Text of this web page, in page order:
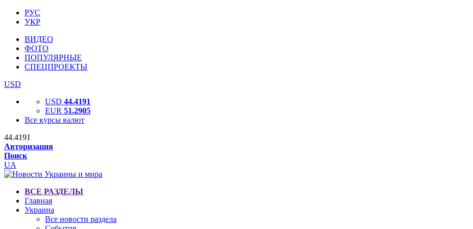
РУС
УКР
ВИДЕО
ФОТО
ПОПУЛЯРНЫЕ
СПЕЦПРОЕКТЫ
USD
USD 44.4191
EUR 51.2905
Все курсы валют
44.4191
Авторизация
Поиск
UA
ВСЕ РАЗДЕЛЫ
Главная
Украина
Все новости раздела